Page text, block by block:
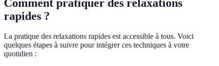
Comment pratiquer des relaxations
rapides ?
La pratique des relaxations rapides est accessible à tous. Voici
quelques étapes à suivre pour intégrer ces techniques à votre
quotidien :